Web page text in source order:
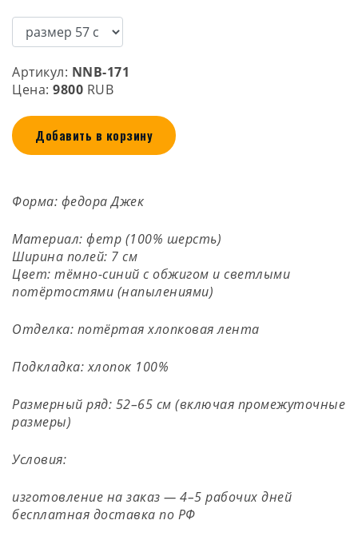
Артикул: NNB-171
Цена: 9800 RUB
Добавить в корзину
Форма: федора Джек
Материал: фетр (100% шерсть)
Ширина полей: 7 см
Цвет: тёмно-синий с обжигом и светлыми
потёртостями (напылениями)
Отделка: потёртая хлопковая лента
Подкладка: хлопок 100%
Размерный ряд: 52–65 см (включая промежуточные
размеры)
Условия:
изготовление на заказ — 4–5 рабочих дней
бесплатная доставка по РФ